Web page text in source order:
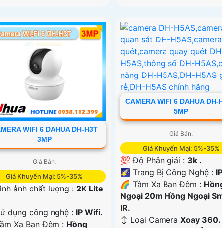
WIFI 6 DAHUA DH-H3T
3MP
Giá Bán:
Giá Khuyến Mại: 5%-35%
ảnh chất lượng : 2K Lite
dụng công nghệ : IP Wifi.
Xa Ban Đêm : Hồng
CAMERA WIFI 6 DAHUA DH-
5MP
Giá Bán:
Giá Khuyến Mại: 5%-35%
💯 Độ Phân giải : 3k .
🌠 Trang Bị Công Nghệ :
🌈 Tầm Xa Ban Đêm :
Ngoại 20m Hồng Ngoại
IR.
↕️ Loại Camera Xoay 360.